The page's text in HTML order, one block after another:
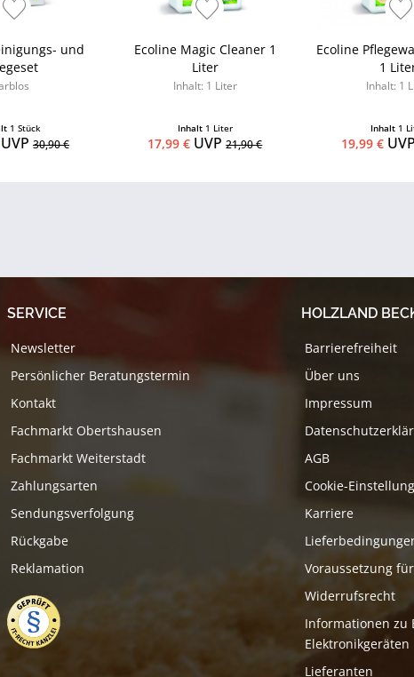
und
1 Stück
30,90 €
Ecoline Magic Cleaner 1
Liter
Inhalt: 1 Liter
Inhalt 1 Liter
17,99 € UVP21,90 €
Ecoline
1
Inhalt: 1
Inhalt 1
19,99 €
SERVICE
Newsletter
Persönlicher Beratungstermin
Kontakt
Fachmarkt Obertshausen
Fachmarkt Weiterstadt
Zahlungsarten
Sendungsverfolgung
Rückgabe
Reklamation
HOLZLAND
Barrierefreiheit
Über uns
Impressum
AGB
Cookie-
Karriere
Voraussetzung
Widerrufsrecht
Informationen zu
Elektronikgeräten
Lieferanten